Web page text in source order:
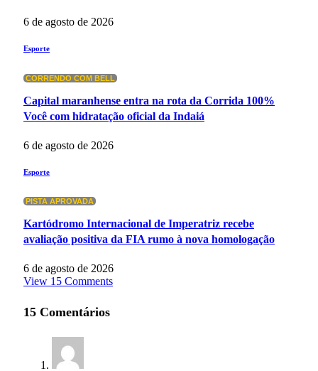
6 de agosto de 2026
Esporte
CORRENDO COM BELL
Capital maranhense entra na rota da Corrida 100%
Você com hidratação oficial da Indaiá
6 de agosto de 2026
Esporte
PISTA APROVADA
Kartódromo Internacional de Imperatriz recebe
avaliação positiva da FIA rumo à nova homologação
6 de agosto de 2026
View 15 Comments
15 Comentários